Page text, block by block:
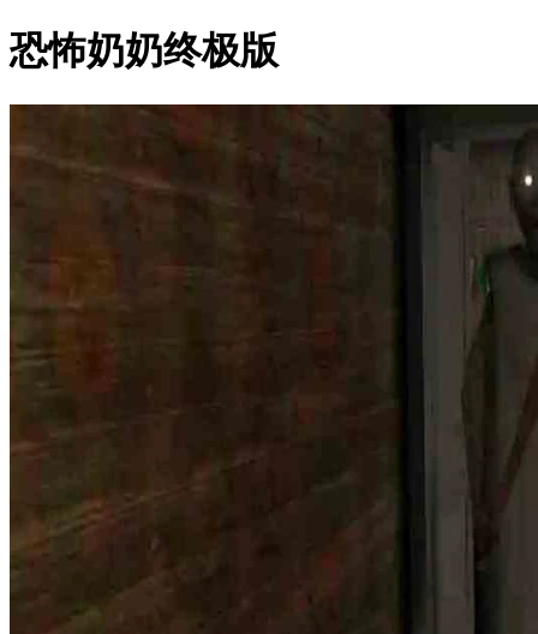
恐怖奶奶终极版